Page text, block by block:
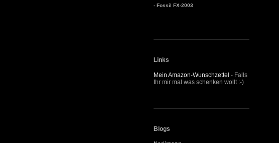
- Fossil FX-2003
Links
Mein Amazon-Wunschzettel - Falls
Ihr mir mal was schenken wollt :-)
Blogs